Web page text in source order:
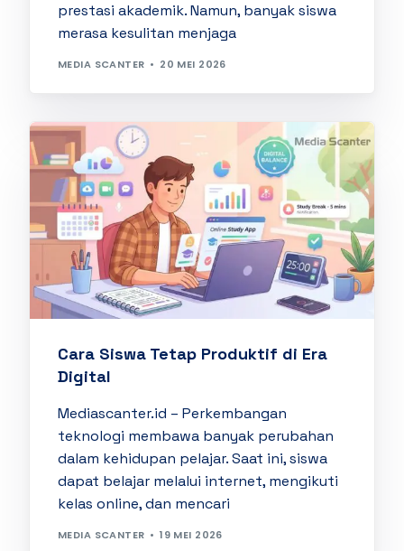
prestasi akademik. Namun, banyak siswa
merasa kesulitan menjaga
MEDIA SCANTER 20 MEI 2026
Cara Siswa Tetap Produktif di Era
Digital
Mediascanter.id – Perkembangan
teknologi membawa banyak perubahan
dalam kehidupan pelajar. Saat ini, siswa
dapat belajar melalui internet, mengikuti
kelas online, dan mencari
MEDIA SCANTER 19 MEI 2026